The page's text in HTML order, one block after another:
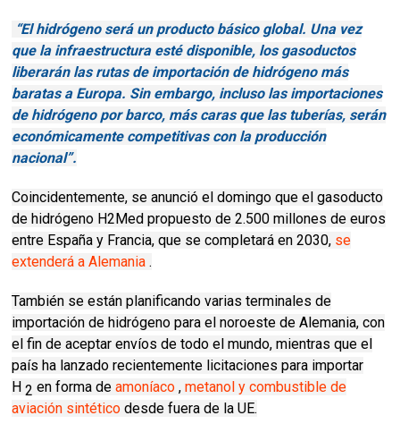
“El hidrógeno será un producto básico global. Una vez
que la infraestructura esté disponible, los gasoductos
liberarán las rutas de importación de hidrógeno más
baratas a Europa. Sin embargo, incluso las importaciones
de hidrógeno por barco, más caras que las tuberías, serán
económicamente competitivas con la producción
nacional”.
Coincidentemente, se anunció el domingo que el gasoducto
de hidrógeno H2Med propuesto de 2.500 millones de euros
entre España y Francia, que se completará en 2030, se
extenderá a Alemania .
También se están planificando varias terminales de
importación de hidrógeno para el noroeste de Alemania, con
el fin de aceptar envíos de todo el mundo, mientras que el
país ha lanzado recientemente licitaciones para importar
H2 en forma deamoníaco ,metanol y combustible de
aviación sintético desde fuera de la UE.